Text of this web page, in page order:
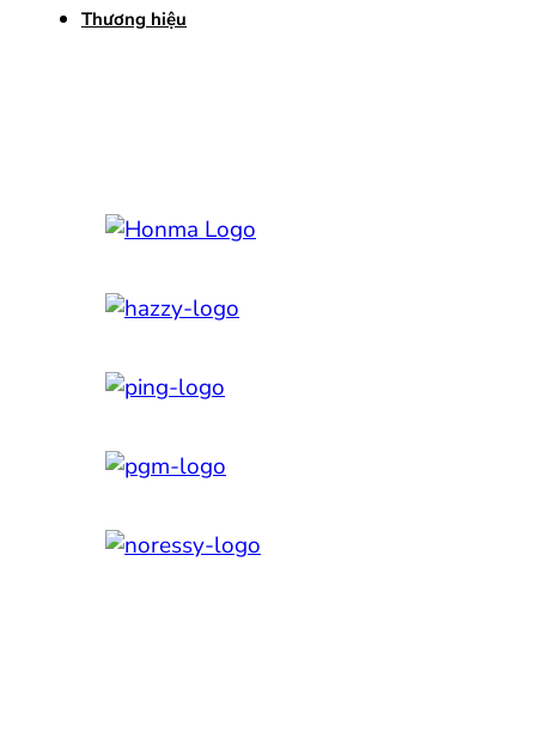
Thương hiệu